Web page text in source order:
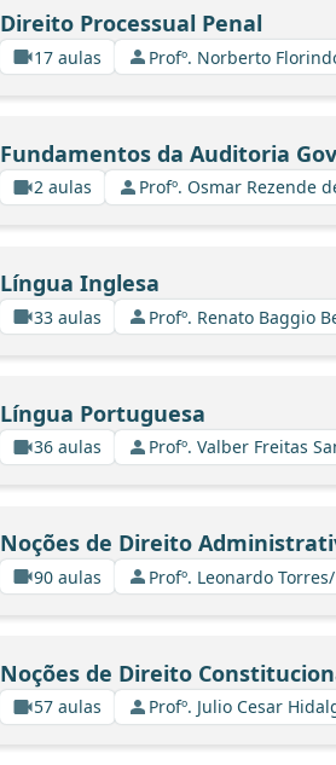
Direito Processual Penal
17 aulas Profº. Norberto
Fundamentos da Auditoria
2 aulas Profº. Osmar Rezende
Língua Inglesa
33 aulas Profº. Renato Baggio
Língua Portuguesa
36 aulas Profº. Valber Freitas
Noções de Direito
90 aulas Profº. Leonardo
Noções de Direito
57 aulas Profº. Julio Cesar